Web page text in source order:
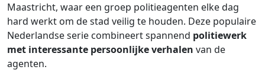
Maastricht, waar een groep politieagenten elke dag
hard werkt om de stad veilig te houden. Deze populaire
Nederlandse serie combineert spannend politiewerk
met interessante persoonlijke verhalen van de
agenten.